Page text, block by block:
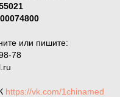
или пишите:
78
https://vk.com/1chinamed